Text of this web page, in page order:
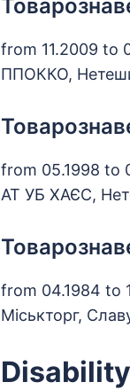
from 11.2009 to
ППОККО,
from 05.1998 to
АТ УБ ХАЄС,
from 04.1984 to
Міськторг,
Disability